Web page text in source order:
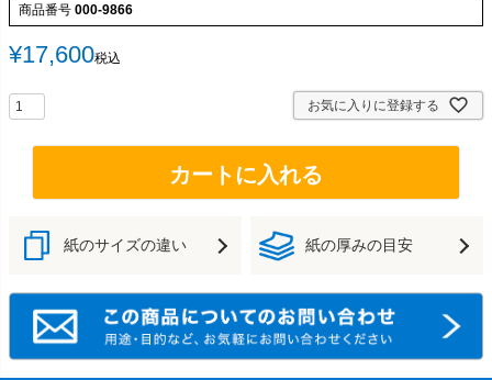
商品番号 000-9866
¥17,600税込
お気に入りに登録する
カートに入れる
紙のサイズの違い 紙の厚みの目安